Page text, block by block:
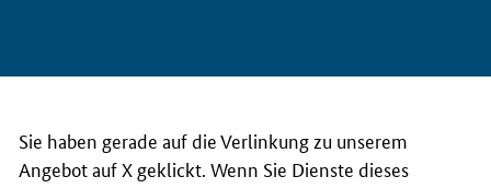
Sie haben gerade auf die Verlinkung zu unserem
Angebot auf X geklickt. Wenn Sie Dienste dieses